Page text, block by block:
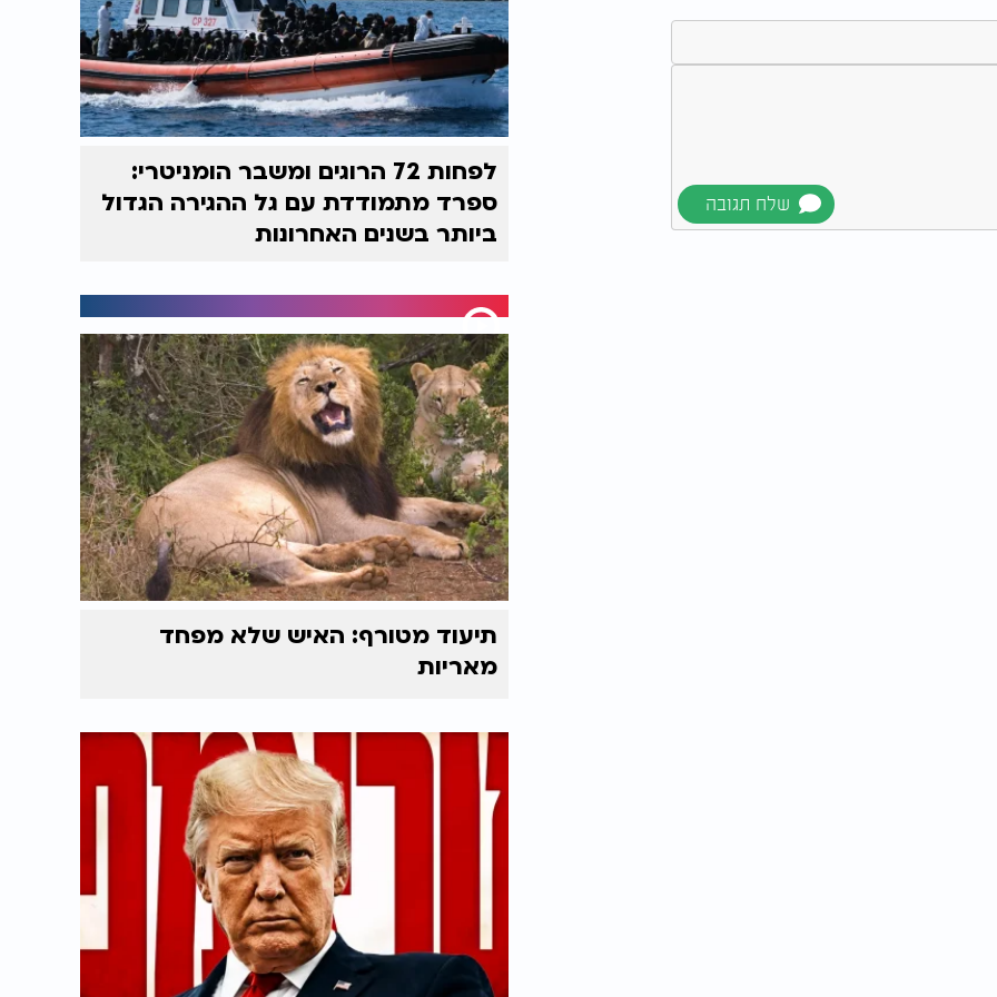
חולקו גם לחיילים יהודים המשרתים
לפחות 72 הרוגים ומשבר הומניטרי:
ספרד מתמודדת עם גל ההגירה הגדול
ביותר בשנים האחרונות
תיעוד מטורף: האיש שלא מפחד
מאריות